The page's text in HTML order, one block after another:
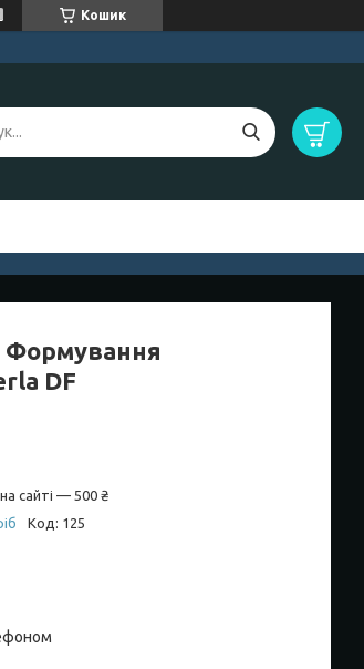
Кошик
Формування
DF
сайті — 500 ₴
Код: 125